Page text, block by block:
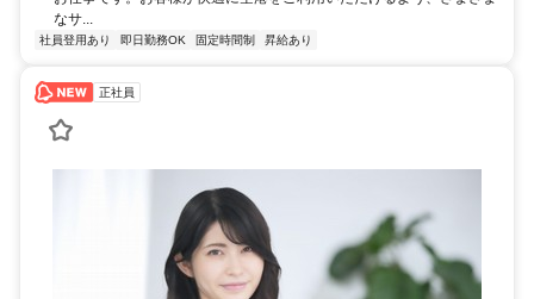
なサ...
社員登用あり 即日勤務OK 固定時間制 昇給あり
正社員